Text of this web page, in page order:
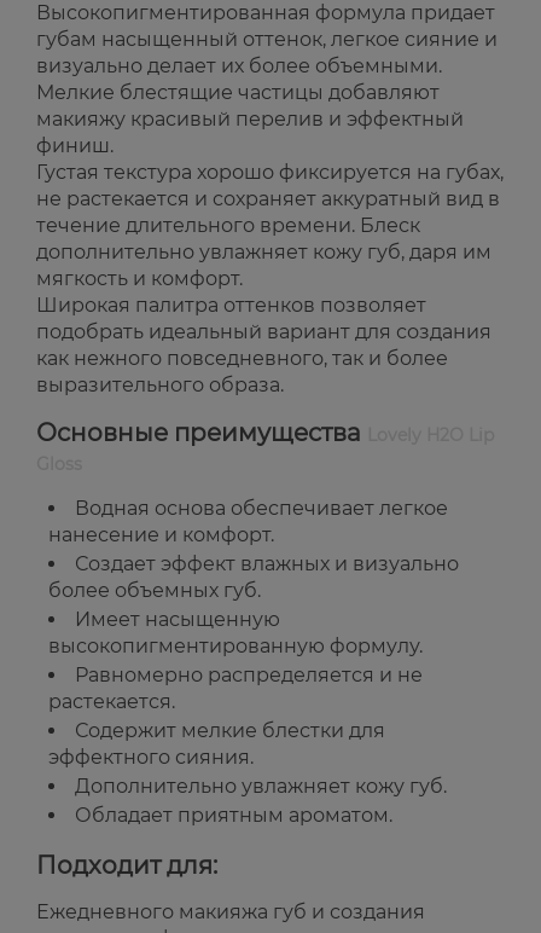
Высокопигментированная формула придает
губам насыщенный оттенок, легкое сияние и
визуально делает их более объемными.
Мелкие блестящие частицы добавляют
макияжу красивый перелив и эффектный
финиш.
Густая текстура хорошо фиксируется на губах,
не растекается и сохраняет аккуратный вид в
течение длительного времени. Блеск
дополнительно увлажняет кожу губ, даря им
мягкость и комфорт.
Широкая палитра оттенков позволяет
подобрать идеальный вариант для создания
как нежного повседневного, так и более
выразительного образа.
Основные преимущества
Водная основа обеспечивает легкое
нанесение и комфорт.
Создает эффект влажных и визуально
более объемных губ.
Имеет насыщенную
высокопигментированную формулу.
Равномерно распределяется и не
растекается.
Содержит мелкие блестки для
эффектного сияния.
Дополнительно увлажняет кожу губ.
Обладает приятным ароматом.
Подходит для:
Ежедневного макияжа губ и создания